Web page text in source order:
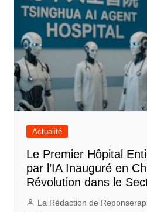
Actualité
Le Premier Hôpital
par l’IA Inauguré en
Révolution dans le
La Rédaction de